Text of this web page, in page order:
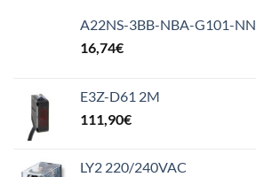
A22NS-3BB-NBA-G101-NN
16,74€
E3Z-D61 2M
111,90€
LY2 220/240VAC